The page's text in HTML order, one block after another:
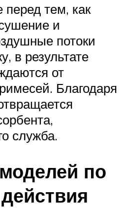
тем, как
и
потоки
в результате
от
Благодаря
служба.
по